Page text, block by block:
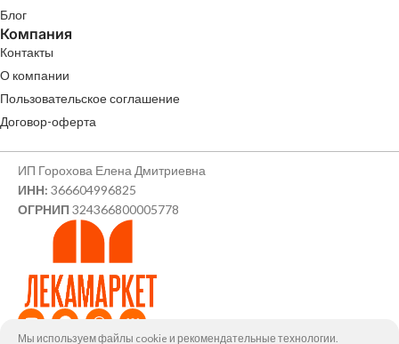
Блог
Компания
Контакты
О компании
Пользовательское соглашение
Договор-оферта
ИП Горохова Елена Дмитриевна
ИНН: 366604996825
ОГРНИП 324366800005778
Мы используем файлы cookie и рекомендательные технологии.